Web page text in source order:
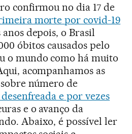
confirmou no dia 17 de
morte por covid-19
anos depois, o Brasil
óbitos causados pelo
o mundo como há muito
acompanhamos as
número de
e por vezes
e o avanço da
Abaixo, é possível ler